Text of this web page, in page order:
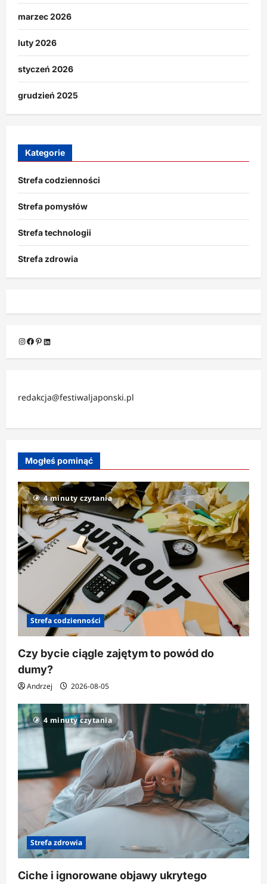
marzec 2026
luty 2026
styczeń 2026
grudzień 2025
Kategorie
Strefa codzienności
Strefa pomysłów
Strefa technologii
Strefa zdrowia
Instagram
Facebook
Pinterest
LinkedIn
redakcja@festiwaljaponski.pl
Mogłeś pominąć
4 minuty czytania
Strefa codzienności
Czy bycie ciągle zajętym to powód do
dumy?
Andrzej 2026-08-05
4 minuty czytania
Strefa zdrowia
Ciche i ignorowane objawy ukrytego